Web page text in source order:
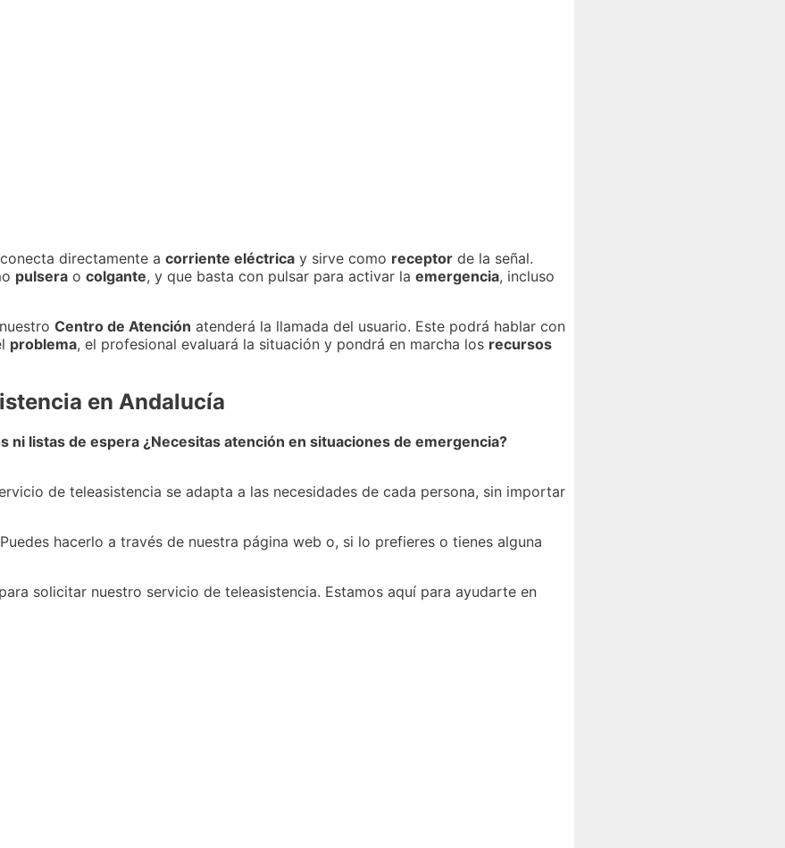
directamente a corriente eléctrica y sirve como receptor de la señal.
pulsera o colgante, y que basta con pulsar para activar la emergencia, incluso
Centro de Atención atenderá la llamada del usuario. Este podrá hablar con
problema, el profesional evaluará la situación y pondrá en marcha los recursos
en Andalucía
ni listas de espera ¿Necesitas atención en situaciones de emergencia?
de teleasistencia se adapta a las necesidades de cada persona, sin importar
hacerlo a través de nuestra página web o, si lo prefieres o tienes alguna
solicitar nuestro servicio de teleasistencia. Estamos aquí para ayudarte en